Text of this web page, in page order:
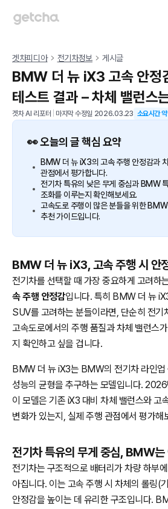
겟차피디아 전기차정보 게시글
BMW 더 뉴 iX3 고속 안정
테스트 결과 – 차체 밸런스
겟차 AI 리포터 마지막 수정일 2026.03.23 소요시간 약
👀 오늘의 글 핵심 요약
BMW 더 뉴 iX3의 고속 주행 안정감과
관점에서 평가합니다.
전기차 특유의 낮은 무게 중심과 BMW
조화를 이루는지 확인해보세요.
고속도로 주행이 많은 분들을 위한
추천 가이드입니다.
BMW 더 뉴 iX3, 고속 주행 시 안
전기차를 선택할 때 가장 중요하게 고려하
속 주행 안정감입니다. 특히 BMW 더 뉴
SUV를 고려하는 분들이라면, 단순히 전기
고속도로에서의 주행 품질과 차체 밸런스
지 확인하고 싶을 겁니다.
BMW 더 뉴 iX3는 BMW의 전기차 라인업
성능의 균형을 추구하는 모델입니다.
이 모델은 기존 iX3 대비 차체 밸런스와 고
변화가 있는지, 실제 주행 관점에서 평가해
전기차 특유의 무게 중심, BMW는
전기차는 구조적으로 배터리가 차량 하부
아집니다. 이는 고속 주행 시 차체의 롤링(
안정감을 높이는 데 유리한 구조입니다.